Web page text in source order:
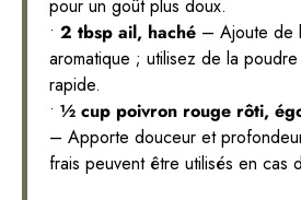
pour un goût plus doux.
• 2 tbsp ail, haché – Ajoute de
aromatique ; utilisez de la poudre
rapide.
• ½ cup poivron rouge rôti,
– Apporte douceur et
frais peuvent être utilisés en cas